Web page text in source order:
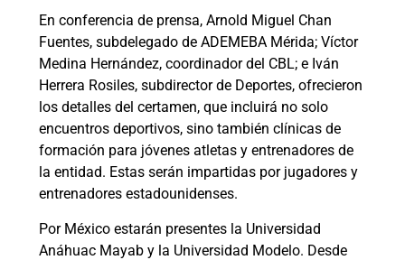
En conferencia de prensa, Arnold Miguel Chan
Fuentes, subdelegado de ADEMEBA Mérida; Víctor
Medina Hernández, coordinador del CBL; e Iván
Herrera Rosiles, subdirector de Deportes, ofrecieron
los detalles del certamen, que incluirá no solo
encuentros deportivos, sino también clínicas de
formación para jóvenes atletas y entrenadores de
la entidad. Estas serán impartidas por jugadores y
entrenadores estadounidenses.
Por México estarán presentes la Universidad
Anáhuac Mayab y la Universidad Modelo. Desde